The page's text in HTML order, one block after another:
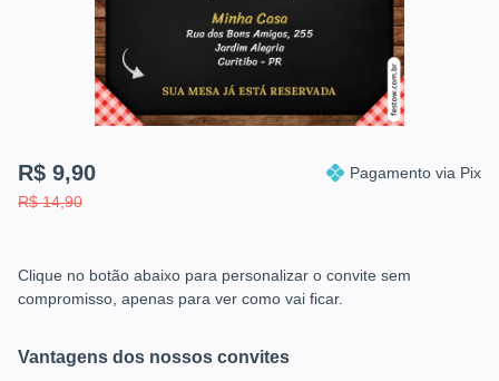
R$ 9,90
R$ 14,90
Pagamento via Pix
Clique no botão abaixo para personalizar o convite sem
compromisso, apenas para ver como vai ficar.
Vantagens dos nossos convites